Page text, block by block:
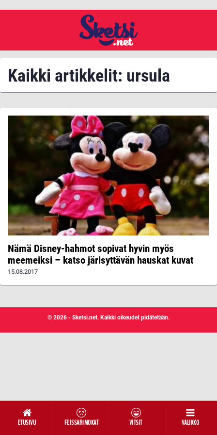
ETUSIVU FEISSARIMOKAT VITSIT VALIKKO
Kaikki artikkelit: ursula
Nämä Disney-hahmot sopivat hyvin myös
meemeiksi – katso järisyttävän hauskat kuvat
15.08.2017
© 2026 - Sketsi.net. Kaikki oikeudet pidätetään.